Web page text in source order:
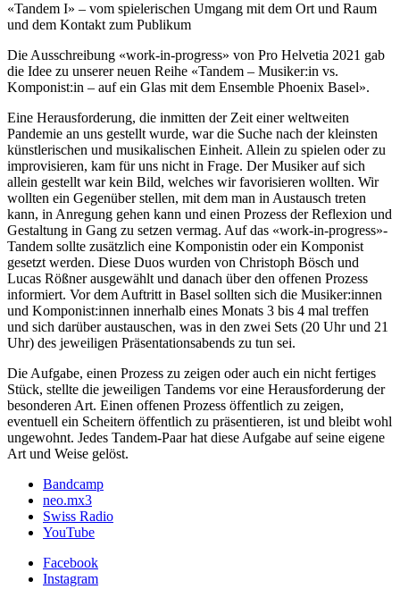
«Tandem I» – vom spielerischen Umgang mit dem Ort und Raum
und dem Kontakt zum Publikum
Die Ausschreibung «work-in-progress» von Pro Helvetia 2021 gab
die Idee zu unserer neuen Reihe «Tandem – Musiker:in vs.
Komponist:in – auf ein Glas mit dem Ensemble Phoenix Basel».
Eine Herausforderung, die inmitten der Zeit einer weltweiten
Pandemie an uns gestellt wurde, war die Suche nach der kleinsten
künstlerischen und musikalischen Einheit. Allein zu spielen oder zu
improvisieren, kam für uns nicht in Frage. Der Musiker auf sich
allein gestellt war kein Bild, welches wir favorisieren wollten. Wir
wollten ein Gegenüber stellen, mit dem man in Austausch treten
kann, in Anregung gehen kann und einen Prozess der Reflexion und
Gestaltung in Gang zu setzen vermag. Auf das «work-in-progress»-
Tandem sollte zusätzlich eine Komponistin oder ein Komponist
gesetzt werden. Diese Duos wurden von Christoph Bösch und
Lucas Rößner ausgewählt und danach über den offenen Prozess
informiert. Vor dem Auftritt in Basel sollten sich die Musiker:innen
und Komponist:innen innerhalb eines Monats 3 bis 4 mal treffen
und sich darüber austauschen, was in den zwei Sets (20 Uhr und 21
Uhr) des jeweiligen Präsentationsabends zu tun sei.
Die Aufgabe, einen Prozess zu zeigen oder auch ein nicht fertiges
Stück, stellte die jeweiligen Tandems vor eine Herausforderung der
besonderen Art. Einen offenen Prozess öffentlich zu zeigen,
eventuell ein Scheitern öffentlich zu präsentieren, ist und bleibt wohl
ungewohnt. Jedes Tandem-Paar hat diese Aufgabe auf seine eigene
Art und Weise gelöst.
Bandcamp
neo.mx3
Swiss Radio
YouTube
Facebook
Instagram